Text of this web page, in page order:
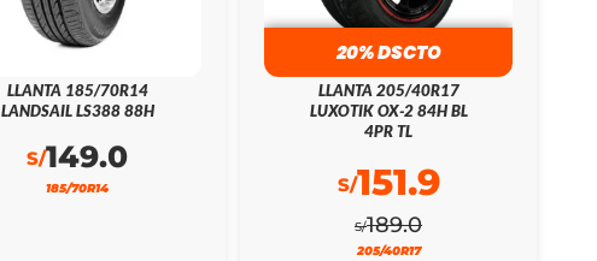
LLANTA 185/70R14
LANDSAIL LS388 88H
S/149.0
185/70R14
20% DSCTO
LLANTA 205/40R17
LUXOTIK OX-2 84H BL
4PR TL
S/189.0
S/151.9
205/40R17